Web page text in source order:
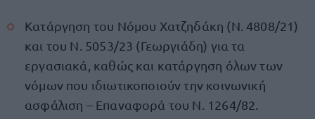
Κατάργηση του Νόμου Χατζηδάκη (Ν. 4808/21)
και του Ν. 5053/23 (Γεωργιάδη) για τα
εργασιακά, καθώς και κατάργηση όλων των
νόμων που ιδιωτικοποιούν την κοινωνική
ασφάλιση – Επαναφορά του Ν. 1264/82.